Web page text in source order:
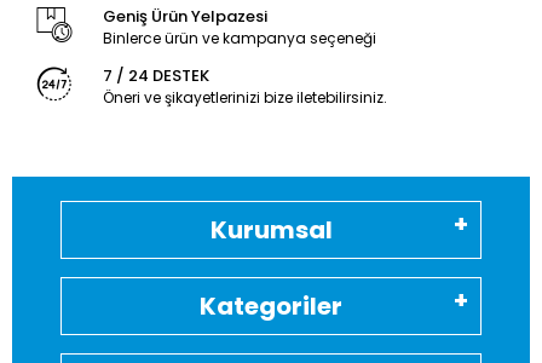
Geniş Ürün Yelpazesi
Binlerce ürün ve kampanya seçeneği
7 / 24 DESTEK
Öneri ve şikayetlerinizi bize iletebilirsiniz.
Kurumsal
Kategoriler